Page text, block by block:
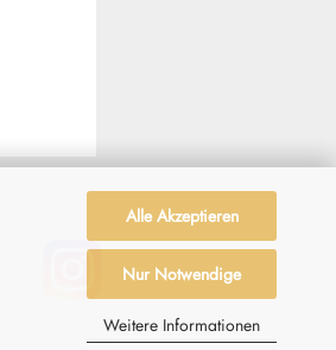
Alle Akzeptieren
Nur Notwendige
Weitere Informationen